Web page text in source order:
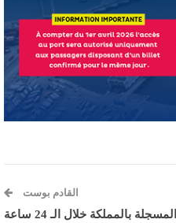
القادم بوست
مقاييس الأمطار المسجلة بالمملكة خلال الـ 24 ساعة